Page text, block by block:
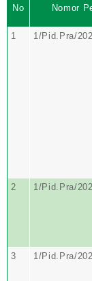
No Nomor
1 1/Pid.Pra/
2
1/Pid.Pra/
3
1/Pid.Pra/